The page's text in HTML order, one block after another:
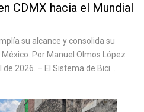
CDMX hacia el Mundial
su alcance y consolida su
Por Manuel Olmos López
2026. – El Sistema de Bici...